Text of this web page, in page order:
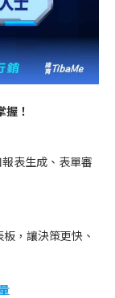
！
表生成、表單審
，讓決策更快、